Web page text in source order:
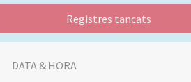
Registres tancats
DATA & HORA